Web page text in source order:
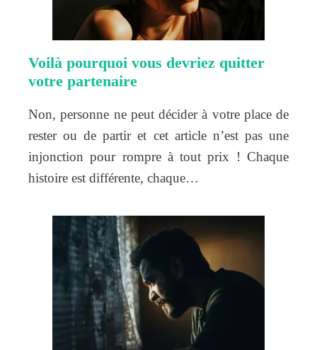
Voilà pourquoi vous devriez quitter
votre partenaire
Non, personne ne peut décider à votre place de
rester ou de partir et cet article n’est pas une
injonction pour rompre à tout prix ! Chaque
histoire est différente, chaque…